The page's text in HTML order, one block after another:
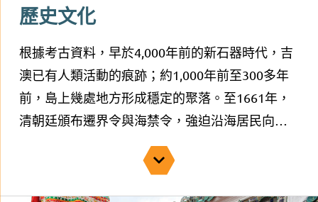
歷史文化
根據考古資料，早於4,000年前的新石器時代，吉
澳已有人類活動的痕跡；約1,000年前至300多年
前，島上幾處地方形成穩定的聚落。至1661年，
清朝廷頒布遷界令與海禁令，強迫沿海居民向內
陸遷移50公里，以打擊明朝餘黨的反抗勢力，吉
澳因此渺無人煙。20多年後，禁令解除，大批客